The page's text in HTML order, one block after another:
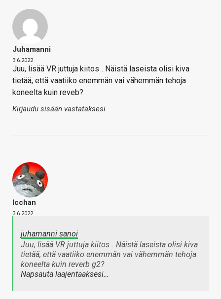
Juhamanni
3.6.2022
Juu, lisää VR juttuja kiitos . Näistä laseista olisi kiva
tietää, että vaatiiko enemmän vai vähemmän tehoja
koneelta kuin reveb?
Kirjaudu sisään vastataksesi
Icchan
3.6.2022
juhamanni sanoi
Juu, lisää VR juttuja kiitos . Näistä laseista olisi kiva
tietää, että vaatiiko enemmän vai vähemmän tehoja
koneelta kuin reverb g2?
Napsauta laajentaaksesi…